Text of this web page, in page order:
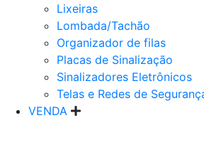
Lixeiras
Lombada/Tachão
Organizador de filas
Placas de Sinalização
Sinalizadores Eletrônicos
Telas e Redes de
VENDA